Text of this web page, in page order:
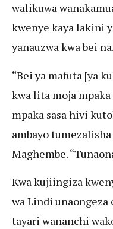
walikuwa
kwenye kaya lakini
yanauzwa kwa bei
“Bei ya mafuta [ya
kwa lita moja
mpaka sasa hivi
ambayo
Maghembe.
Kwa kujiingiza
wa Lindi unaongeza
tayari wananchi